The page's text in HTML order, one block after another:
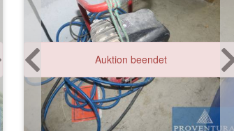
Weitere Details
ansehen
Auktion beendet